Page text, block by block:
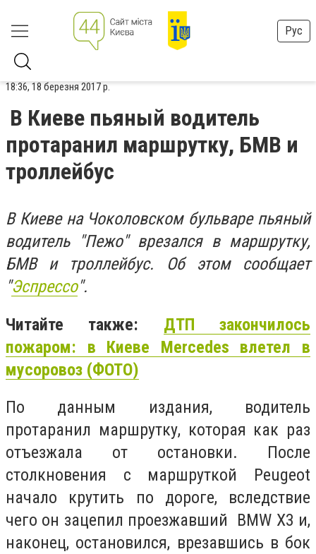
Рус
18:36, 18 березня 2017 р.
В Киеве пьяный водитель
протаранил маршрутку, БМВ и
троллейбус
В Киеве на Чоколовском бульваре пьяный
водитель "Пежо" врезался в маршрутку,
БМВ и троллейбус. Об этом сообщает
"Эспрессо".
Читайте также: ДТП закончилось
пожаром: в Киеве Mercedes влетел в
мусоровоз (ФОТО)
По данным издания, водитель
протаранил маршрутку, которая как раз
отъезжала от остановки. После
столкновения с маршруткой Peugeot
начало крутить по дороге, вследствие
чего он зацепил проезжавший BMW X3 и,
наконец, остановился, врезавшись в бок